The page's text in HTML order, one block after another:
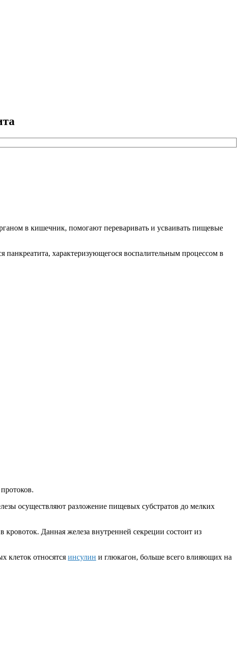
в кишечник, помогают переваривать и усваивать пищевые
панкреатита, характеризующегося воспалительным процессом в
осуществляют разложение пищевых субстратов до мелких
Данная железа внутренней секреции состоит из
клеток относятся инсулин и глюкагон, больше всего влияющих на